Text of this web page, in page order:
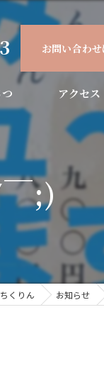
お問い合わ
アクセス
;)
くりん お知らせ